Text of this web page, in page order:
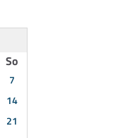
So
7
14
21